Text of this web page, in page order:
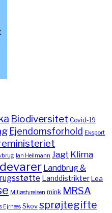
Biodiversitet Covid-19
Ejendomsforhold Eksport
Ian Heilmann Jagt Klima
Landbrug &
LanddistrikterLea
Miljøstyrelsen mink MRSA
Ejrnæs Skov sprøjtegifte